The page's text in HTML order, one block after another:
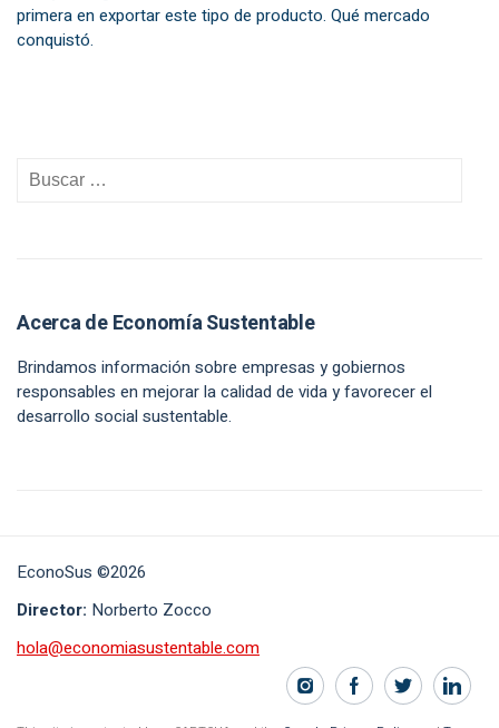
primera en exportar este tipo de producto. Qué mercado
conquistó.
Acerca de Economía Sustentable
Brindamos información sobre empresas y gobiernos
responsables en mejorar la calidad de vida y favorecer el
desarrollo social sustentable.
EconoSus ©2026
Director: Norberto Zocco
hola@economiasustentable.com